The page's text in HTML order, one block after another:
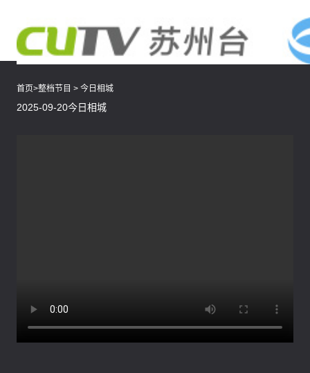
首页>整档节目 > 今日相城
2025-09-20今日相城